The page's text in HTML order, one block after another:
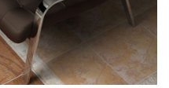
плитки и
расскажем.